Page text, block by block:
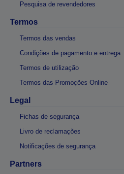
Pesquisa de revendedores
Termos
Termos das vendas
Condições de pagamento e entrega
Termos de utilização
Termos das Promoções Online
Legal
Fichas de segurança
Livro de reclamações
Notificações de segurança
Partners